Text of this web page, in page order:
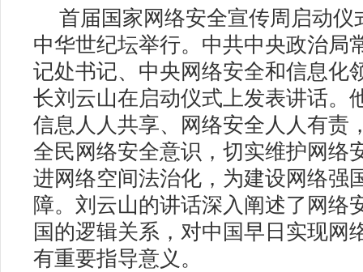
首届国家网络安全宣传周启动仪
中华世纪坛举行。中共中央政治局
记处书记、中央网络安全和信息化
长刘云山在启动仪式上发表讲话。
信息人人共享、网络安全人人有责
全民网络安全意识，切实维护网络
进网络空间法治化，为建设网络强
障。刘云山的讲话深入阐述了网络
国的逻辑关系，对中国早日实现网
有重要指导意义。